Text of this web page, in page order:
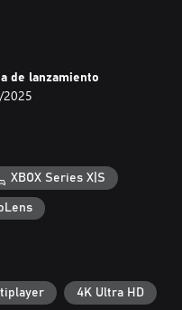
adicional.
dentro de la
pura diversión.
o mejora tus habilidades
de juego.
de lanzamiento
XBOX Series X|S
4K Ultra HD